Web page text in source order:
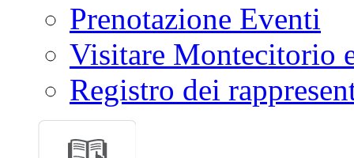
Prenotazione Eventi
Visitare Montecitorio
Registro dei